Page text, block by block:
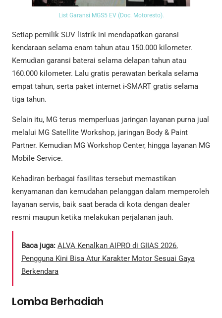
List Garansi MGS5 EV (Doc. Motoresto).
Setiap pemilik SUV listrik ini mendapatkan garansi
kendaraan selama enam tahun atau 150.000 kilometer.
Kemudian garansi baterai selama delapan tahun atau
160.000 kilometer. Lalu gratis perawatan berkala selama
empat tahun, serta paket internet i-SMART gratis selama
tiga tahun.
Selain itu, MG terus memperluas jaringan layanan purna jual
melalui MG Satellite Workshop, jaringan Body & Paint
Partner. Kemudian MG Workshop Center, hingga layanan MG
Mobile Service.
Kehadiran berbagai fasilitas tersebut memastikan
kenyamanan dan kemudahan pelanggan dalam memperoleh
layanan servis, baik saat berada di kota dengan dealer
resmi maupun ketika melakukan perjalanan jauh.
Baca juga: ALVA Kenalkan AIPRO di GIIAS 2026,
Pengguna Kini Bisa Atur Karakter Motor Sesuai Gaya
Berkendara
Lomba Berhadiah